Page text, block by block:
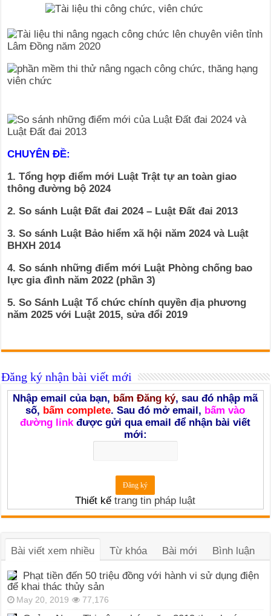
CHUYÊN ĐỀ:
1. Tổng hợp điểm mới Luật Trật tự an toàn giao
thông đường bộ 2024
2. So sánh Luật Đất đai 2024 – Luật Đất đai 2013
3. So sánh Luật Bảo hiểm xã hội năm 2024 và Luật
BHXH 2014
4. So sánh những điểm mới Luật Phòng chống bao
lực gia đình năm 2022 (phần 3)
5. So Sánh Luật Tổ chức chính quyền địa phương
năm 2025 với Luật 2015, sửa đổi 2019
Đăng ký nhận bài viết mới
Nhập email của bạn, bấm Đăng ký, sau đó nhập mã
số, bấm complete. Sau đó mở email, bấm vào
đường link được gửi qua email để nhận bài viết
mới:
Thiết kếtrang tin pháp luật
Bài viết xem nhiều Từ khóa Bài mới Bình luận
Phạt tiền đến 50 triệu đồng với hành vi sử dụng điện
để khai thác thủy sản
May 20, 2019 77,176